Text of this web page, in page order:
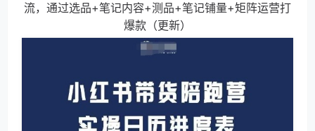
流，通过选品+笔记内容+测品+笔记铺量+矩阵运营打
爆款（更新）